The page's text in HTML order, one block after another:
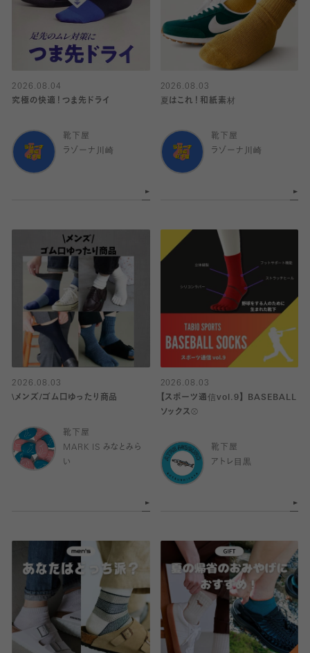
2026.08.04
究極の快適！つま先ドライ
靴下屋
ラゾーナ川崎
2026.08.03
夏はこれ！和紙素材
靴下屋
ラゾーナ川崎
2026.08.03
\メンズ/ゴム口ゆったり商品
靴下屋
MARK IS みなとみら
い
2026.08.03
【スポーツ通信vol.9】 BASEBALL
ソックス⚾️
靴下屋
アトレ目黒